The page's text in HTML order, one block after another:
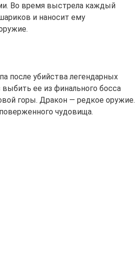
Во время выстрела каждый
и наносит ему
после убийства легендарных
ее из финального босса
горы. Дракон — редкое оружие.
чудовища.